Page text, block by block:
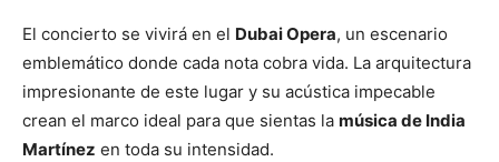
El concierto se vivirá en el Dubai Opera, un escenario
emblemático donde cada nota cobra vida. La arquitectura
impresionante de este lugar y su acústica impecable
crean el marco ideal para que sientas la música de India
Martínez en toda su intensidad.